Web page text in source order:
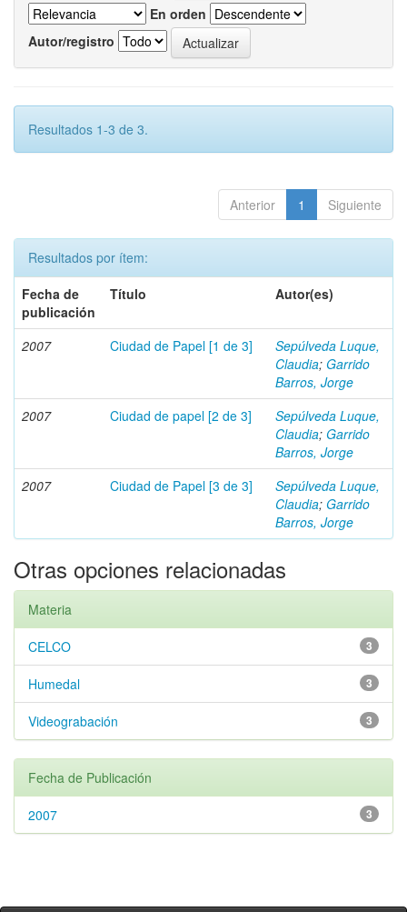
En orden
Autor/registro
Resultados 1-3 de 3.
Anterior 1 Siguiente
Resultados por ítem:
Fecha de
publicación
Título Autor(es)
2007 Ciudad de Papel [1 de 3]
Sepúlveda Luque,
Claudia; Garrido
Barros, Jorge
2007
Ciudad de papel [2 de 3]
Sepúlveda Luque,
Claudia; Garrido
Barros, Jorge
2007
Ciudad de Papel [3 de 3]
Sepúlveda Luque,
Claudia; Garrido
Barros, Jorge
Otras opciones relacionadas
Materia
3
CELCO
3
Humedal
3
Videograbación
Fecha de Publicación
3
2007